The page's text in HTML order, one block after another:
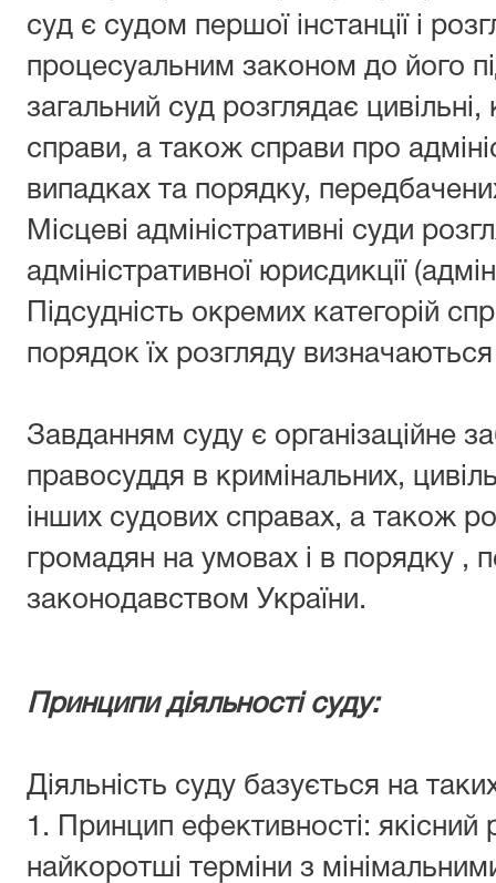
суд є судом першої інстанції і
процесуальним законом до його
загальний суд розглядає цивільні,
справи, а також справи про
випадках та порядку,
Місцеві адміністративні суди
адміністративної юрисдикції
Підсудність окремих категорій
порядок їх розгляду
Завданням суду є організаційне
правосуддя в кримінальних,
інших судових справах, а також
громадян на умовах і в порядку ,
законодавством України.
Принципи діяльності суду:
Діяльність суду базується на
1. Принцип ефективності: якісний
найкоротші терміни з